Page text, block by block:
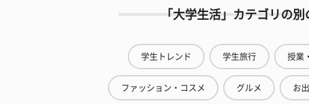
「大学生活」カテゴリの
学生トレンド 学生旅行 授業
ファッション・コスメ グルメ お